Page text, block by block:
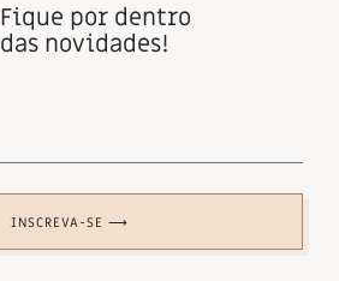
Fique por dentro
das novidades!
INSCREVA-SE ⟶